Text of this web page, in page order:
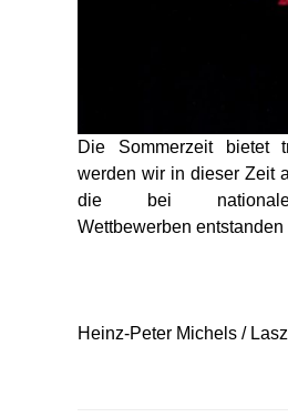
Die Sommerzeit bietet
werden wir in dieser Zeit
die bei
Wettbewerben entstanden
Heinz-Peter Michels /